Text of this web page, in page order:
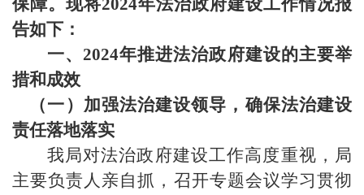
保障。现将2024年法治政府建设工作情况报
告如下：
一、2024年推进法治政府建设的主要举
措和成效
（一） 加强法治建设领导，确保法治建设
责任落地落实
我局对法治政府建设工作高度重视，局
主要负责人亲自抓，召开专题会议学习贯彻